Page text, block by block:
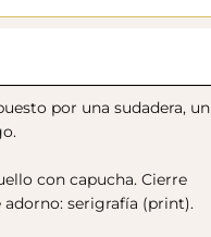
por una sudadera, un
con capucha. Cierre
serigrafía (print).